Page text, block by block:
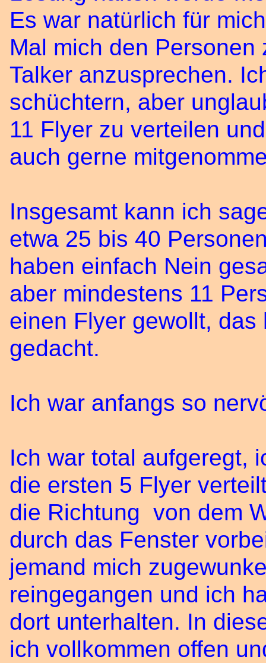
Es war natürlich für
Mal mich den
Talker anzusprechen.
schüchtern, aber
11 Flyer zu verteilen
auch gerne
Insgesamt kann ich
etwa 25 bis 40
haben einfach Nein
aber mindestens 11
einen Flyer gewollt,
gedacht.
Ich war anfangs so
Ich war total aufgeregt,
die ersten 5 Flyer
die Richtung von dem
durch das Fenster
jemand mich
reingegangen und ich
dort unterhalten. In
ich vollkommen offen